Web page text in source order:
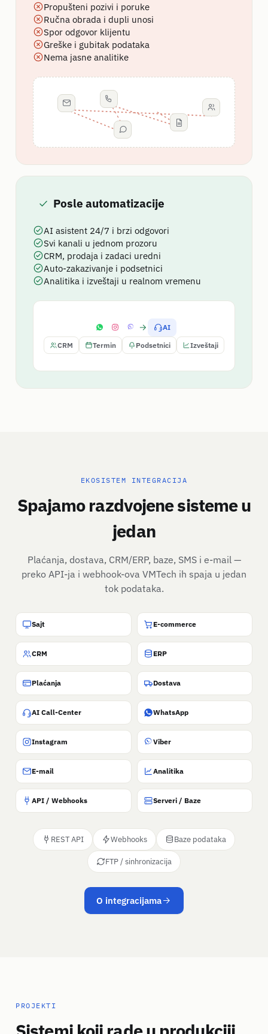
Propušteni pozivi i poruke
Ručna obrada i dupli unosi
Spor odgovor klijentu
Greške i gubitak podataka
Nema jasne analitike
Posle automatizacije
AI asistent 24/7 i brzi odgovori
Svi kanali u jednom prozoru
CRM, prodaja i zadaci uredni
Auto-zakazivanje i podsetnici
Analitika i izveštaji u realnom vremenu
AI
CRM
Termin Podsetnici Izveštaji
EKOSISTEM INTEGRACIJA
Spajamo razdvojene sisteme u
jedan
Plaćanja, dostava, CRM/ERP, baze, SMS i e-mail —
preko API-ja i webhook-ova VMTech ih spaja u jedan
tok podataka.
Sajt E-commerce
CRM ERP
Plaćanja Dostava
AI Call-Center WhatsApp
Instagram Viber
E-mail Analitika
API / Webhooks Serveri / Baze
REST API Webhooks Baze podataka
FTP / sinhronizacija
O integracijama
PROJEKTI